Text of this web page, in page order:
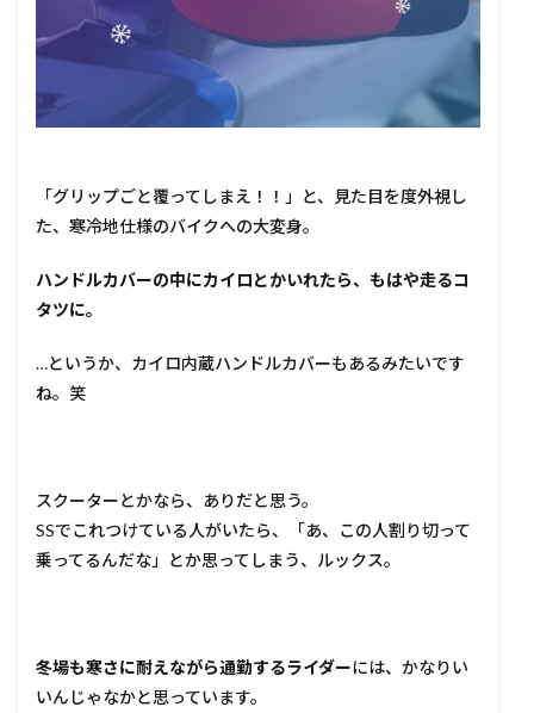
「グリップごと覆ってしまえ！！」と、見た目を度外視し
た、寒冷地仕様のバイクへの大変身。
ハンドルカバーの中にカイロとかいれたら、もはや走るコ
タツに。
…というか、カイロ内蔵ハンドルカバーもあるみたいです
ね。笑
スクーターとかなら、ありだと思う。
SSでこれつけている人がいたら、「あ、この人割り切って
乗ってるんだな」とか思ってしまう、ルックス。
冬場も寒さに耐えながら通勤するライダーには、かなりい
いんじゃなかと思っています。